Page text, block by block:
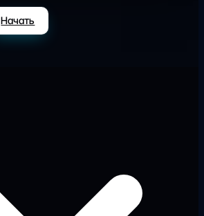
Начать